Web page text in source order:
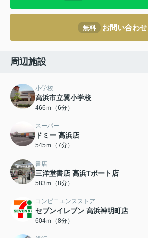
無料 お問い合わせ
周辺施設
小学校
高浜市立翼小学校
466ｍ（6分）
スーパー
ドミー 高浜店
545ｍ（7分）
書店
三洋堂書店 高浜Tポート店
583ｍ（8分）
コンビニエンスストア
セブンイレブン 高浜神明町店
604ｍ（8分）